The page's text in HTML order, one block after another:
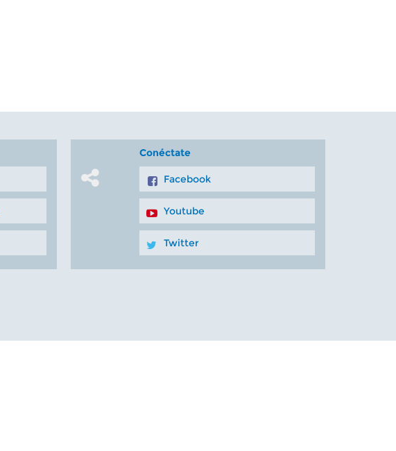
Conéctate
Facebook
Youtube
Twitter